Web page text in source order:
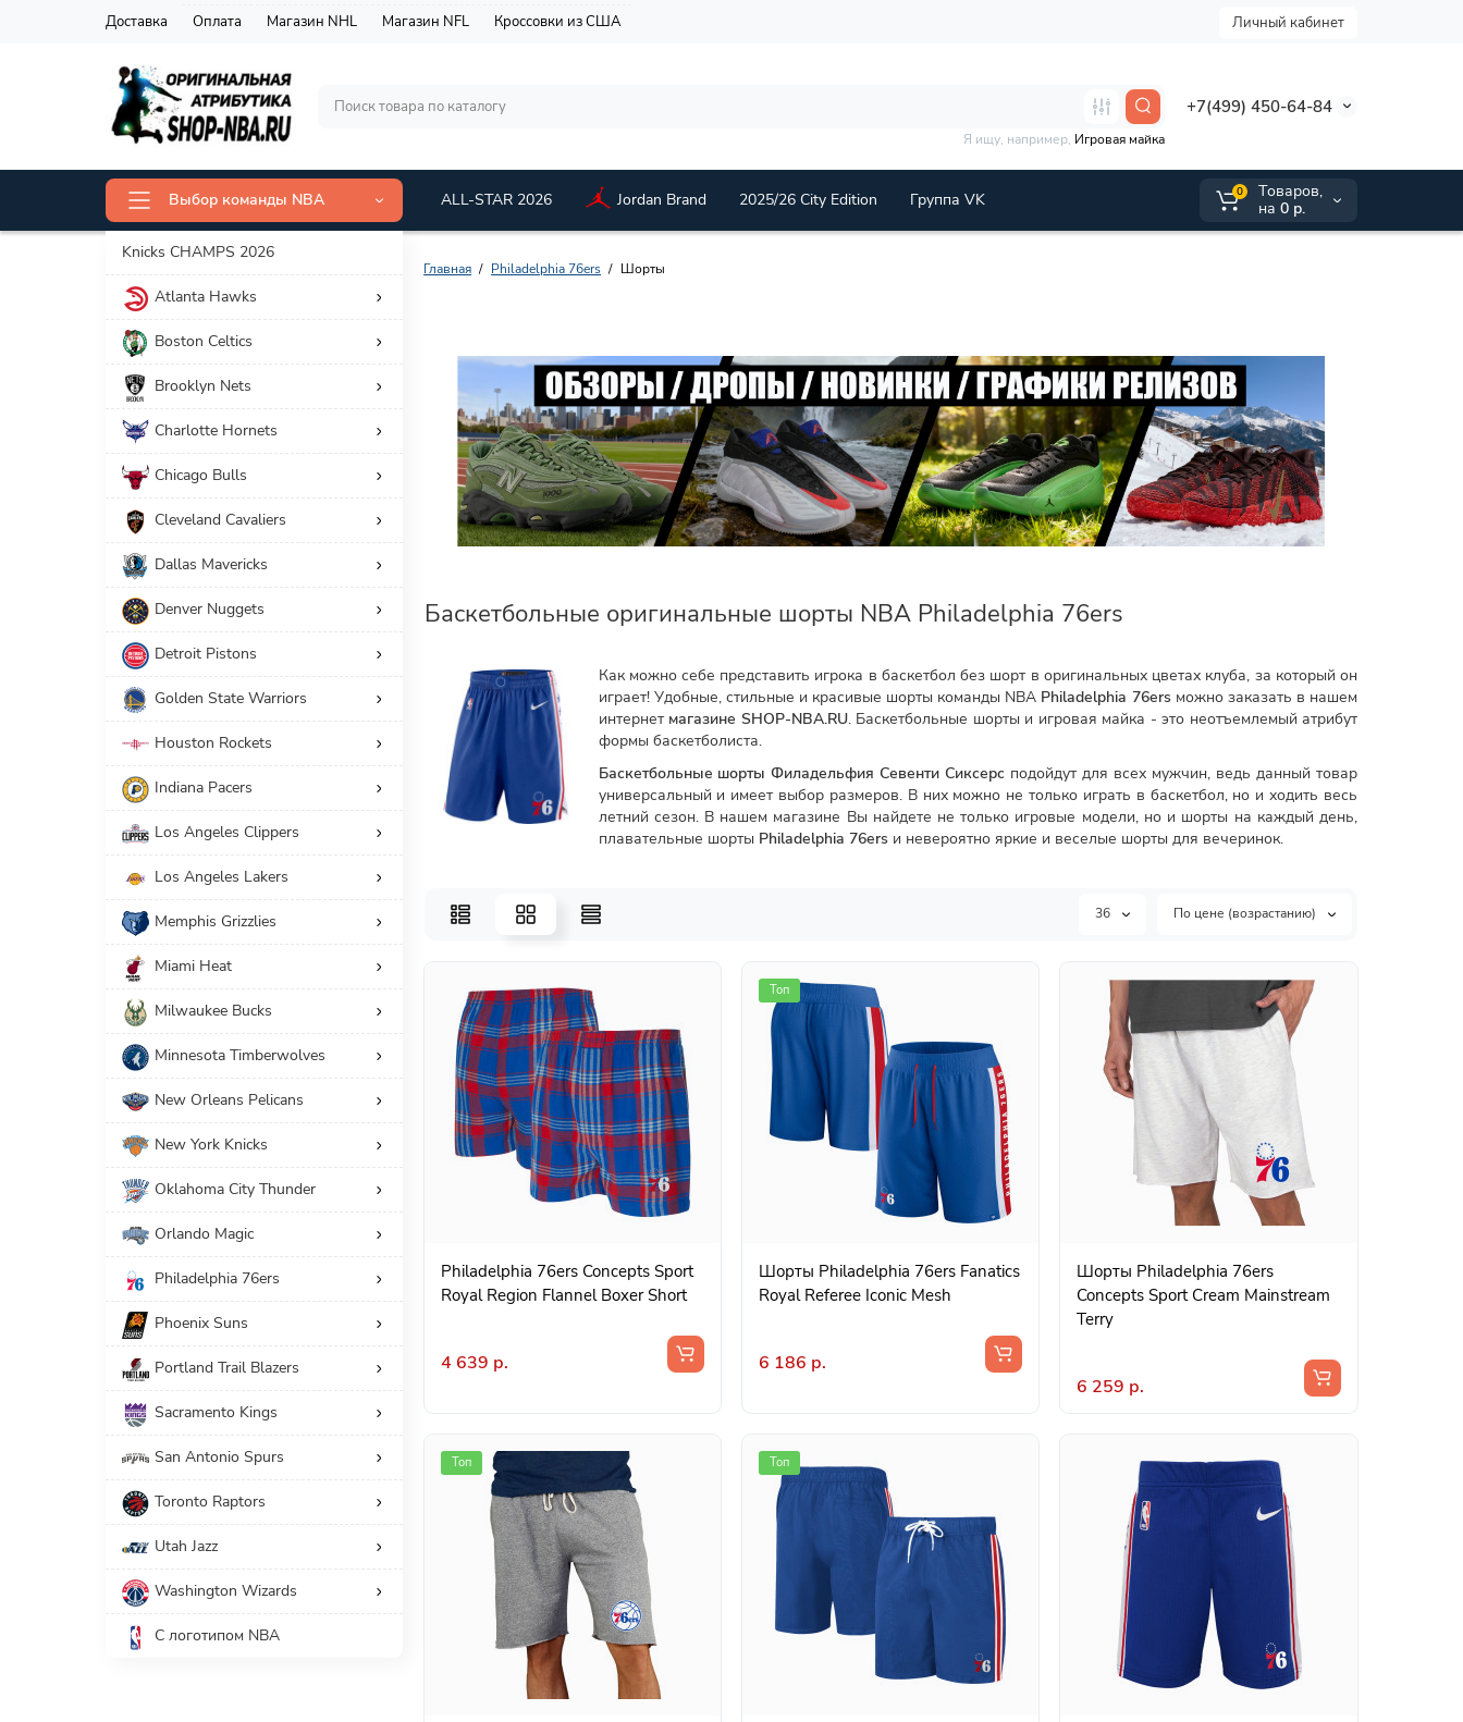
Доставка Оплата Магазин NHL Магазин NFL Кроссовки из США Личный кабинет
+7(499) 450-64-84
Я ищу, например, Игровая майка
Выбор команды NBA
Knicks CHAMPS 2026
Atlanta Hawks
Boston Celtics
Brooklyn Nets
Charlotte Hornets
Chicago Bulls
Cleveland Cavaliers
Dallas Mavericks
Denver Nuggets
Detroit Pistons
Golden State Warriors
Houston Rockets
Indiana Pacers
Los Angeles Clippers
Los Angeles Lakers
Memphis Grizzlies
Miami Heat
Milwaukee Bucks
Minnesota Timberwolves
New Orleans Pelicans
New York Knicks
Oklahoma City Thunder
Orlando Magic
Philadelphia 76ers
Phoenix Suns
Portland Trail Blazers
Sacramento Kings
San Antonio Spurs
Toronto Raptors
Utah Jazz
Washington Wizards
С логотипом NBA
ALL-STAR 2026 Jordan Brand 2025/26 City Edition Группа VK 0
Tоваров,
на 0 р.
Главная Philadelphia 76ers Шорты
Фильтр товаров
Цена
4 639 р.
Принадлежность
Мужчинам 27
Американский размер
Производители
СБРОС
Баскетбольные оригинальные шорты NBA Philadelphia 76ers
Как можно себе представить игрока в баскетбол без шорт в оригинальных цветах клуба, за который он
играет! Удобные, стильные и красивые шорты команды NBA Philadelphia 76ers можно заказать в нашем
интернет магазине SHOP-NBA.RU. Баскетбольные шорты и игровая майка - это неотъемлемый атрибут
формы баскетболиста.
Баскетбольные шорты Филадельфия Севенти Сиксерс подойдут для всех мужчин, ведь данный товар
универсальный и имеет выбор размеров. В них можно не только играть в баскетбол, но и ходить весь
летний сезон. В нашем магазине Вы найдете не только игровые модели, но и шорты на каждый день,
плавательные шорты Philadelphia 76ers и невероятно яркие и веселые шорты для вечеринок.
36 По цене (возрастанию)
Philadelphia 76ers Concepts Sport
Royal Region Flannel Boxer Short
4 639 р.
Топ
Шорты Philadelphia 76ers Fanatics
Royal Referee Iconic Mesh
6 186 р.
Шорты Philadelphia 76ers
Concepts Sport Cream Mainstream
Terry
6 259 р.
Топ Топ